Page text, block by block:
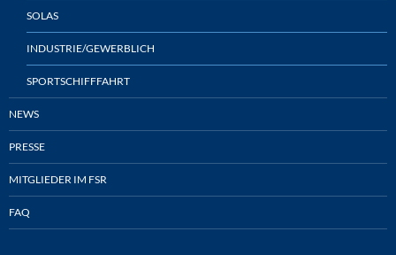
SOLAS
INDUSTRIE/GEWERBLICH
SPORTSCHIFFFAHRT
NEWS
PRESSE
MITGLIEDER IM FSR
FAQ